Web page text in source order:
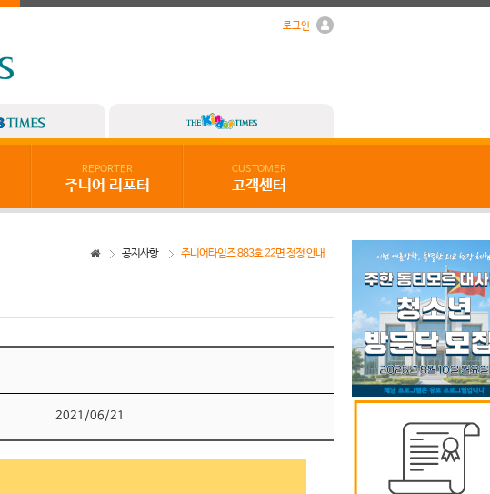
로그인
REPORTER
주니어 리포터
CUSTOMER
고객센터
주니어타임즈 883호 22면 정정 안내
공지사항
2021/06/21